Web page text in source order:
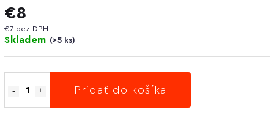
€8
€7 bez DPH
Skladem (>5 ks)
Pridať do košíka